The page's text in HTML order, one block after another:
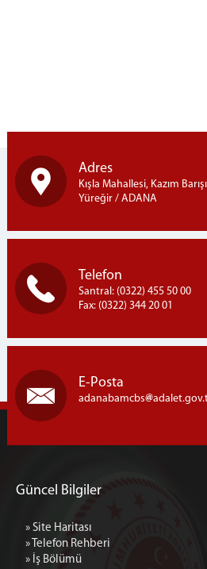
Adana Bilirkişilik Bölge Kurulu
Bilirkişi Listesi
İLETİŞİM
Adres
Kışla Mahallesi, Kazım
Yüreğir / ADANA
Telefon
Santral: (0322) 455 50 00
Fax: (0322) 344 20 01
E-Posta
adanabamcbs
Güncel Bilgiler
» Site Haritası
» Telefon Rehberi
» İş Bölümü